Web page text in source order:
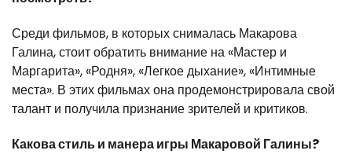
Среди фильмов, в которых снималась Макарова
Галина, стоит обратить внимание на «Мастер и
Маргарита», «Родня», «Легкое дыхание», «Интимные
места». В этих фильмах она продемонстрировала свой
талант и получила признание зрителей и критиков.
Какова стиль и манера игры Макаровой Галины?